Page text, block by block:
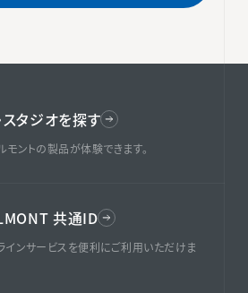
スタジオを探す
モントの製品が体験できます。
共通ID
インサービスを便利にご利用いただけま